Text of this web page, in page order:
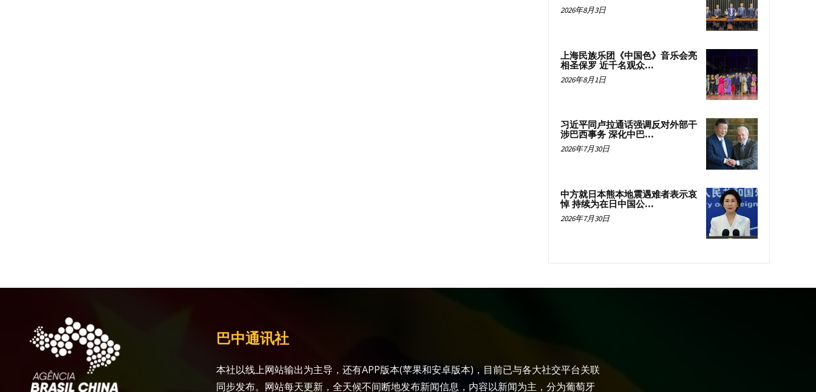
2026年8月3日
上海民族乐团《中国色》音乐会亮
相圣保罗 近千名观众...
2026年8月1日
习近平同卢拉通话强调反对外部干
涉巴西事务 深化中巴...
2026年7月30日
中方就日本熊本地震遇难者表示哀
悼 持续为在日中国公...
2026年7月30日
巴中通讯社
本社以线上网站输出为主导，还有APP版本(苹果和安卓版本)，目前已与各大社交平台关联
同步发布。网站每天更新，全天候不间断地发布新闻信息，内容以新闻为主，分为葡萄牙